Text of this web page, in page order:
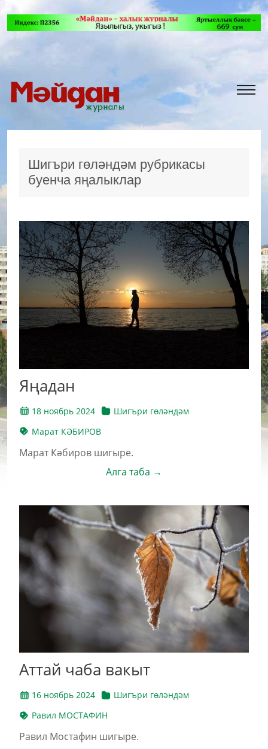
Шигъри гөләндәм рубрикасы
буенча яңалыклар
Яңадан
18 ноябрь 2024
Шигъри гөләндәм
Марат КӘБИРОВ
Марат Кәбиров шигыре.
Алга таба →
Аттай чаба вакыт
16 ноябрь 2024
Шигъри гөләндәм
Равил МОСТАФИН
Равил Мостафин шигыре.